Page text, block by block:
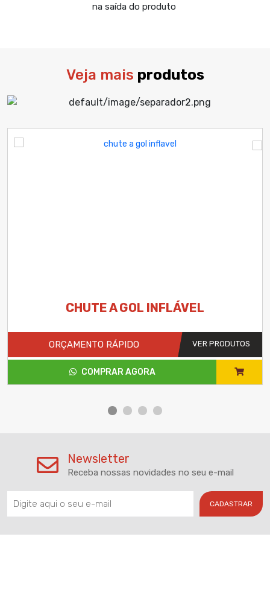
na saída do produto
Veja mais produtos
CHUTE A GOL INFLÁVEL
ORÇAMENTO RÁPIDO VER PRODUTOS
COMPRAR AGORA
Newsletter
Receba nossas novidades no seu e-mail
CADASTRAR